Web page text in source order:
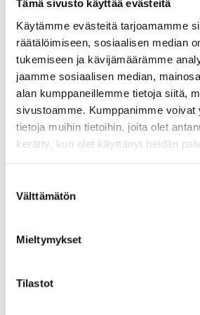
Tämä sivusto käyttää evästeitä
Käytämme evästeitä tarjoamamme
räätälöimiseen, sosiaalisen median
tukemiseen ja kävijämäärämme
jaamme sosiaalisen median,
alan kumppaneillemme tietoja siitä,
sivustoamme. Kumppanimme voivat
tietoja muihin tietoihin, joita olet
kerätty, kun olet käyttänyt heidän
valinta
Välttämätön
Mieltymykset
Tilastot
Päätytulppa HTF Slim Pinta
HtF Slim Pinta profiilille suunniteltu
hopean väristä muovia.
LUE LISÄÄ »
Freecut HtF Slim Pinta hopea
liittimillä 4000K
Freecut LEDmoduuli on valmis
matala 2 metrinen, pinta-asenteinen